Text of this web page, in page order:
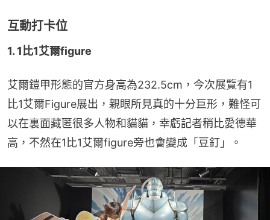
互動打卡位
1. 1比1艾爾figure
艾爾鎧甲形態的官方身高為232.5cm，今次展覽有1
比1艾爾Figure展出，親眼所見真的十分巨形，難怪可
以在裏面藏匿很多人物和貓貓，幸虧記者稍比愛德華
高，不然在1比1艾爾figure旁也會變成「豆釘」。